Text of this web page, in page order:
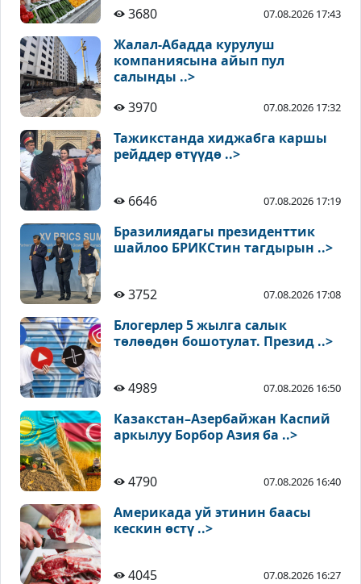
3680 07.08.2026 17:43
Жалал-Абадда курулуш
компаниясына айып пул
салынды ..>
3970
07.08.2026 17:32
Тажикстанда хиджабга каршы
рейддер өтүүдө ..>
6646 07.08.2026 17:19
Бразилиядагы президенттик
шайлоо БРИКСтин тагдырын ..>
3752 07.08.2026 17:08
Блогерлер 5 жылга салык
төлөөдөн бошотулат. Презид ..>
4989 07.08.2026 16:50
Казакстан–Азербайжан Каспий
аркылуу Борбор Азия ба ..>
4790 07.08.2026 16:40
Америкада уй этинин баасы
кескин өстү ..>
4045 07.08.2026 16:27